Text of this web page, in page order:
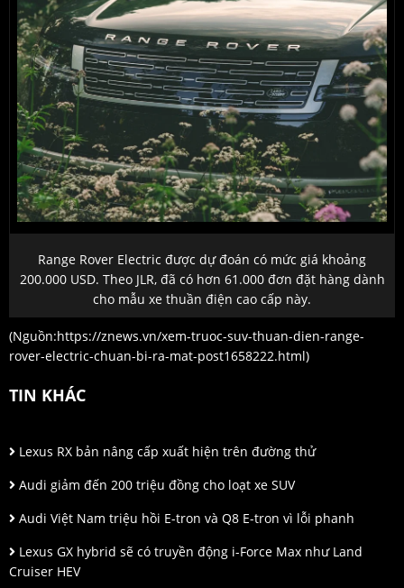
Range Rover Electric được dự đoán có mức giá khoảng
200.000 USD. Theo JLR, đã có hơn 61.000 đơn đặt hàng dành
cho mẫu xe thuần điện cao cấp này.
(Nguồn:https://znews.vn/xem-truoc-suv-thuan-dien-range-
rover-electric-chuan-bi-ra-mat-post1658222.html)
TIN KHÁC
Lexus RX bản nâng cấp xuất hiện trên đường thử
Audi giảm đến 200 triệu đồng cho loạt xe SUV
Audi Việt Nam triệu hồi E-tron và Q8 E-tron vì lỗi phanh
Lexus GX hybrid sẽ có truyền động i-Force Max như Land
Cruiser HEV